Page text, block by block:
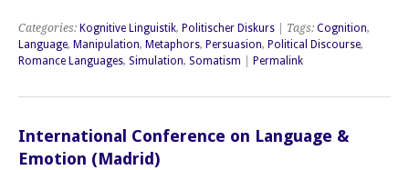
Categories: Kognitive Linguistik, Politischer Diskurs | Tags: Cognition,
Language, Manipulation, Metaphors, Persuasion, Political Discourse,
Romance Languages, Simulation, Somatism Permalink
International Conference on Language &
Emotion (Madrid)